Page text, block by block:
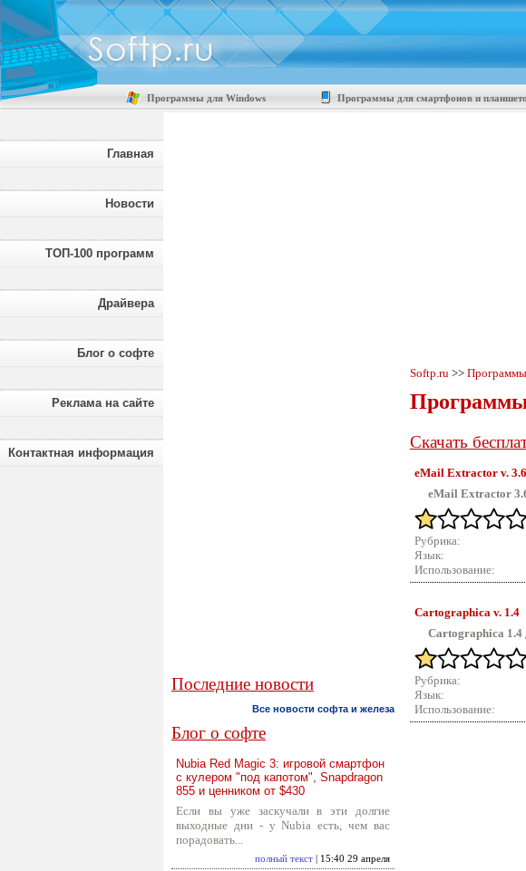
Программы для Windows Программы для смартфонов и
Главная
Новости
ТОП-100 программ
Драйвера
Блог о софте
Реклама на сайте
Контактная информация
Последние новости
Все новости софта и железа
Блог о софте
Nubia Red Magic 3: игровой смартфон
с кулером "под капотом", Snapdragon
855 и ценником от $430
Если вы уже заскучали в эти долгие
выходные дни - у Nubia есть, чем вас
порадовать...
полный текст | 15:40 29 апреля
Softp.ru >>
Скачать
eMail Extractor v.
eMail Extractor
Рубрика:
Язык:
Использование:
Cartographica v. 1.4
Cartographica 1.4
Рубрика:
Язык:
Использование: